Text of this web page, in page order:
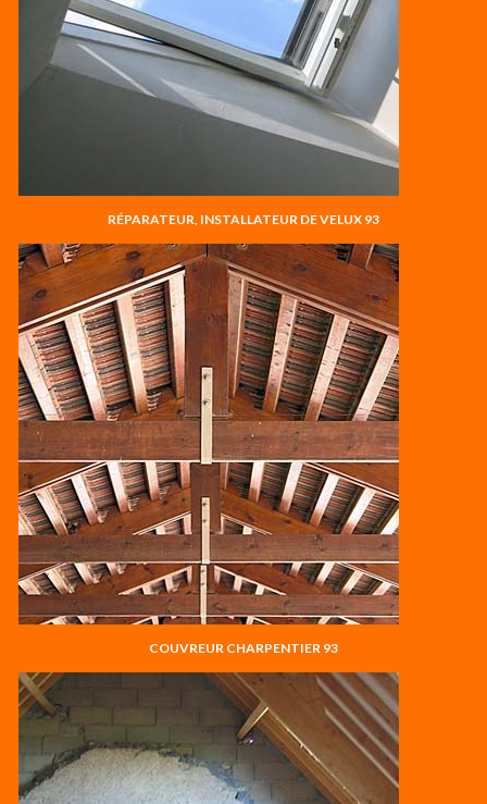
RÉPARATEUR, INSTALLATEUR DE VELUX 93
COUVREUR CHARPENTIER 93